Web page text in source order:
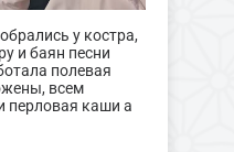
у костра,
и баян песни
полевая
всем
перловая каши а